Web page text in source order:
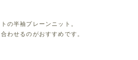
の半袖プレーンニット。
わせるのがおすすめです。